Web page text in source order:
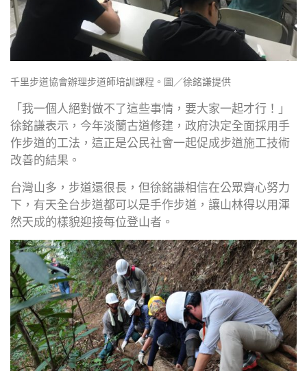
千里步道協會辦理步道師培訓課程。圖／徐銘謙提供
「我一個人絕對做不了這些事情，要大家一起才行！」
徐銘謙表示，今年淡蘭古道修建，政府決定全面採用手
作步道的工法，這正是公民社會一起促成步道施工技術
改善的結果。
台灣山多，步道還很長，但徐銘謙相信在公眾齊心努力
下，有天全台步道都可以是手作步道，讓山林得以用渾
然天成的樣貌迎接每位登山者。